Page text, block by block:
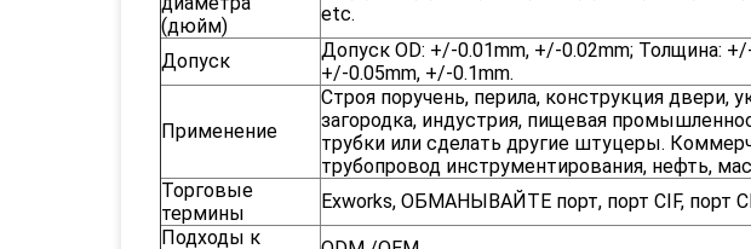
(дюйм)
etc.
Допуск
Допуск OD: +/-0.01mm, +/-0.02mm; Толщина:
+/-0.05mm, +/-0.1mm.
Применение
Строя поручень, перила, конструкция двери,
загородка, индустрия, пищевая
трубки или сделать другие штуцеры.
трубопровод инструментирования, нефть,
Торговые
термины
Exworks, ОБМАНЫВАЙТЕ порт, порт CIF, порт
Подходы к